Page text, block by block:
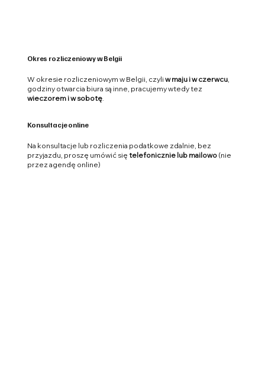
Okres rozliczeniowy w Belgii
W okresie rozliczeniowym w Belgii, czyli w maju i w czerwcu,
godziny otwarcia biura są inne, pracujemy wtedy tez
wieczorem i w sobotę.
Konsultacje online
Na konsultacje lub rozliczenia podatkowe zdalnie, bez
przyjazdu, proszę umówić się telefonicznie lub mailowo(nie
przez agendę online)